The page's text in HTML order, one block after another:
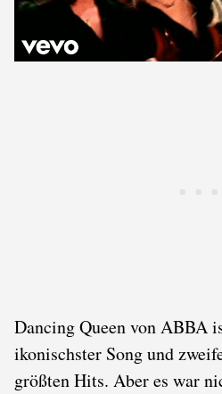
Dancing Queen von ABBA
ikonischster Song und
größten Hits. Aber es war